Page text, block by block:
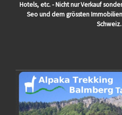
Hotels, etc. - Nicht nur Verkauf
Seo und dem grössten
Schweiz.